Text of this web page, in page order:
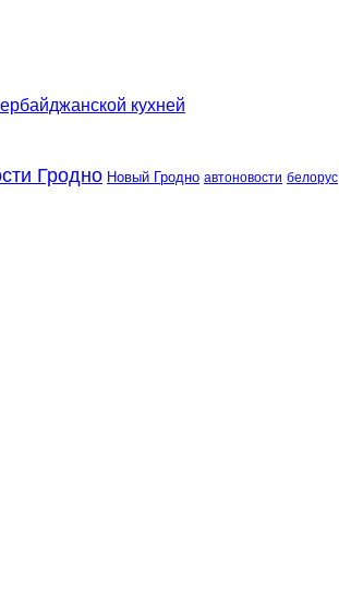
кухней
Гродно Новый Гродно автоновости белорус